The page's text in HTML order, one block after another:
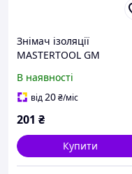
Знімач ізоляції
MASTERTOOL GM
В наявності
від20₴/міс
201 ₴
Купити